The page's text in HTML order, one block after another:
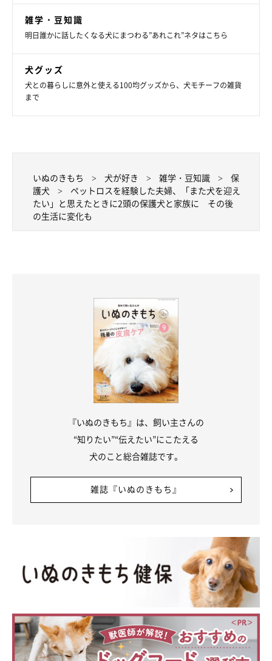
ご縁があって、いぶきも我が家に迎え入れることとなったんで
す」
2頭と家族になり、生活の質が上がったと実
感する日々
ななちゃんはかなりのビビりだけれど、いぶきくんにだけ強気（笑） いぶ
きくんは、新しい場所に馴染むのが早く、とても優しいのだそう。
@nana_77staglam
雑学・豆知識
明日誰かに話したくなる犬にまつわる”あれこれ”ネタはこちら
犬グッズ
犬との暮らしに意外と使える100均グッズから、犬モチーフの雑貨
まで
いぬのきもち 犬が好き 雑学・豆知識
保
護犬
ペットロスを経験した夫婦、「また犬を迎え
たい」と思えたときに2頭の保護犬と家族に その後
の生活に変化も
『いぬのきもち』は、飼い主さんの
“知りたい”“伝えたい”にこたえる
犬のこと総合雑誌です。
雑誌『いぬのきもち』